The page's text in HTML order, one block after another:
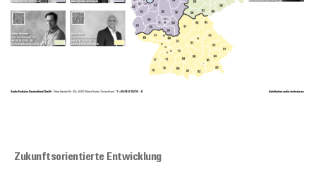
Zukunftsorientierte Entwicklung